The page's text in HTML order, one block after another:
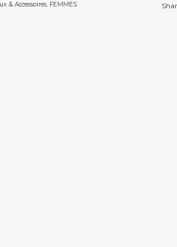
& Accessoires, FEMMES